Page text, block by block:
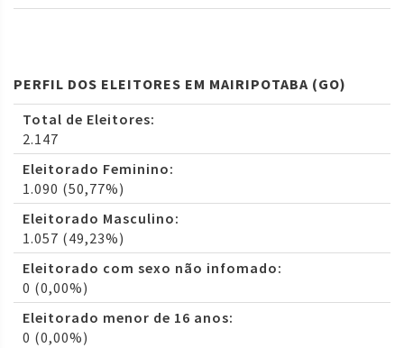
PERFIL DOS ELEITORES EM MAIRIPOTABA (GO)
Total de Eleitores:
2.147
Eleitorado Feminino:
1.090 (50,77%)
Eleitorado Masculino:
1.057 (49,23%)
Eleitorado com sexo não infomado:
0 (0,00%)
Eleitorado menor de 16 anos:
0 (0,00%)